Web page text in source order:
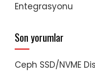
Entegrasyonu
Son yorumlar
Ceph SSD/NVME